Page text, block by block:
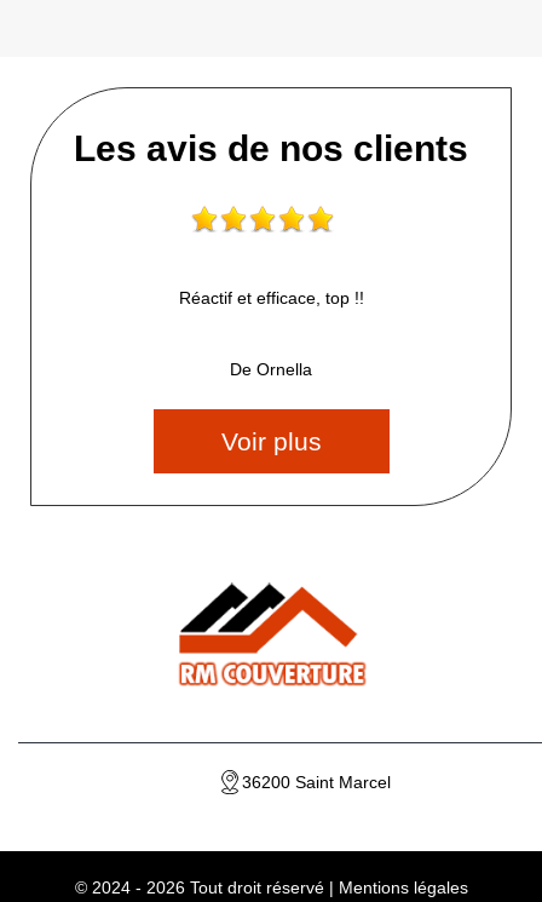
Les avis de nos clients
Réactif et efficace, top !!
De Ornella
Voir plus
36200 Saint Marcel
© 2024 - 2026 Tout droit réservé | Mentions légales